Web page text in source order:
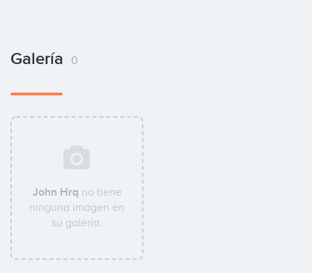
Galería 0
John Hrq no tiene
ninguna imágen en
su galería.